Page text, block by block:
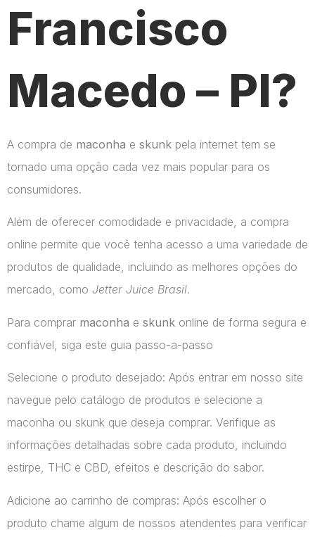
Francisco
Macedo – PI?
A compra de maconha e skunk pela internet tem se
tornado uma opção cada vez mais popular para os
consumidores.
Além de oferecer comodidade e privacidade, a compra
online permite que você tenha acesso a uma variedade de
produtos de qualidade, incluindo as melhores opções do
mercado, como Jetter Juice Brasil.
Para comprar maconha e skunk online de forma segura e
confiável, siga este guia passo-a-passo
Selecione o produto desejado: Após entrar em nosso site
navegue pelo catálogo de produtos e selecione a
maconha ou skunk que deseja comprar. Verifique as
informações detalhadas sobre cada produto, incluindo
estirpe, THC e CBD, efeitos e descrição do sabor.
Adicione ao carrinho de compras: Após escolher o
produto chame algum de nossos atendentes para verificar